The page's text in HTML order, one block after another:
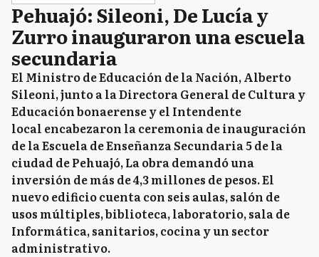
Pehuajó: Sileoni, De Lucía y
Zurro inauguraron una escuela
secundaria
El Ministro de Educación de la Nación, Alberto
Sileoni, junto a la Directora General de Cultura y
Educación bonaerense y el Intendente
local encabezaron la ceremonia de inauguración
de la Escuela de Enseñanza Secundaria 5 de la
ciudad de Pehuajó, La obra demandó una
inversión de más de 4,3 millones de pesos. El
nuevo edificio cuenta con seis aulas, salón de
usos múltiples, biblioteca, laboratorio, sala de
Informática, sanitarios, cocina y un sector
administrativo.